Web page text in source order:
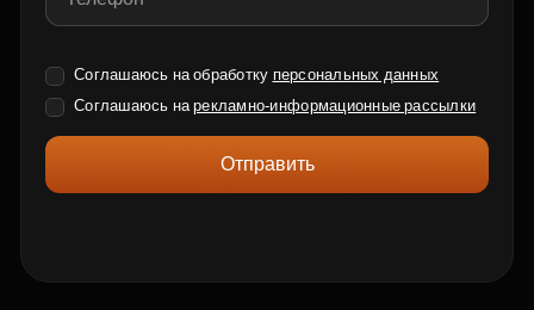
Соглашаюсь на обработку персональных данных
Соглашаюсь нарекламно-информационные рассылки
Отправить